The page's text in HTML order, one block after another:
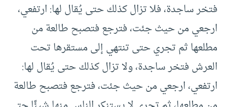
فتخر ساجدة، فلا تزال كذلك حتى يُقال لها: ارتفعي،
ارجعي من حيث جئت، فترجع فتصبح طالعة من
مطلعها ثم تجري حتى تنتهي إلى مستقرها تحت
العرش فتخر ساجدة، ولا تزال كذلك حتى يُقال لها:
ارتفعي، ارجعي من حيث جئت، فترجع فتصبح طالعة